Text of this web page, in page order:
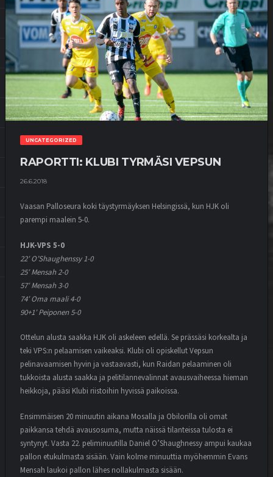
UNCATEGORIZED
RAPORTTI: KLUBI TYRMÄSI VEPSUN
26.6.2018
Vaasan Palloseura koki täystyrmäyksen Helsingissä, kun HJK oli
parempi maalein 5-0.
HJK-VPS 5-0
22′ O’Shaughenssy 1-0
25′ Mensah 2-0
57′ Mensah 3-0
74′ Oma maali 4-0
90+1′ Peiponen 5-0
Ottelun alusta saakka HJK oli askeleen edellä. Se prässäsi korkealta ja
teki VPS:n pelaamisen vaikeaksi. Klubi oli opiskellut Vepsun
pelinavaamisen hyvin ja vastaavasti, kun Raidan pelaaminen oli
tukkoista alusta saakka ja pelitilannevalinnat avausvaiheessa hieman
heikkoja, pääsi Klubi riistoihin hyvissä paikoissa.
Ensimmäisen 20 minuutin aikana Mosalla ja Obilorilla oli omat
paikkansa tehdä avausosuma, mutta näissä tilanteissa tulosta ei
syntynyt. Vasta 22. peliminuutilla Daniel O’Shaughnessy ampui kaukaa
pallon etukulmasta sisään. Vain kolme minuuttia myöhemmin Evans
Mensah laukoi pallon lähes nollakulmasta sisään.